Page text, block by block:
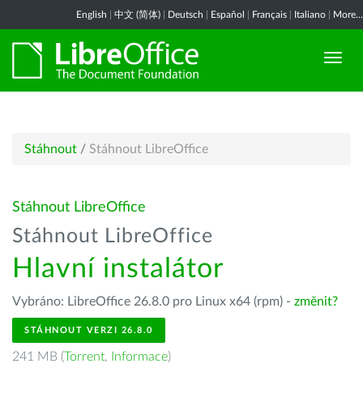
English 中文 (简体) Deutsch Español Français Italiano More...
Stáhnout / Stáhnout LibreOffice
Stáhnout LibreOffice
Stáhnout LibreOffice
Hlavní instalátor
Vybráno: LibreOffice 26.8.0 pro Linux x64 (rpm) - změnit?
STÁHNOUT VERZI 26.8.0
241 MB (Torrent, Informace)